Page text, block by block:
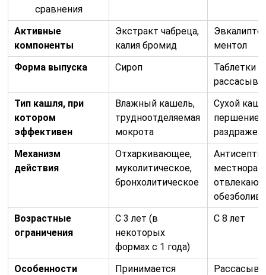
сравнения
Активные
компоненты
Экстракт чабреца,
калия бромид
ментол
Форма выпуска
Сироп
Таблетки
Тип кашля, при
котором
эффективен
Влажный кашель,
трудноотделяемая
мокрота
Сухой
першение
Механизм
действия
Отхаркивающее,
муколитическое,
бронхолитическое
Возрастные
ограничения
С 3 лет (в
некоторых
формах с 1 года)
С 8 лет
Особенности
Принимается